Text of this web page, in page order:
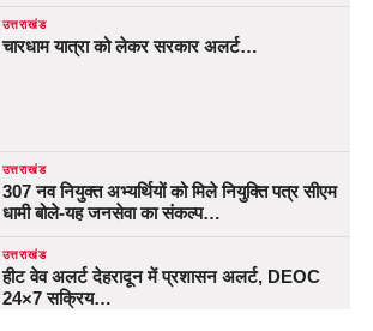
उत्तराखंड
चारधाम यात्रा को लेकर सरकार अलर्ट…
उत्तराखंड
307 नव नियुक्त अभ्यर्थियों को मिले नियुक्ति पत्र सीएम
धामी बोले-यह जनसेवा का संकल्प…
उत्तराखंड
हीट वेव अलर्ट देहरादून में प्रशासन अलर्ट, DEOC
24×7 सक्रिय…